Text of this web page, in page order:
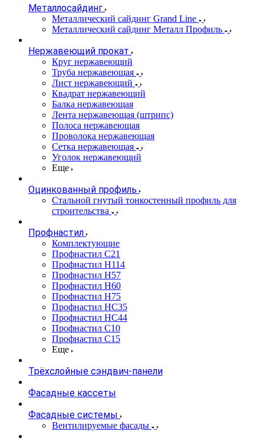
Металлосайдинг
Металлический сайдинг Grand Line
Металлический сайдинг Металл Профиль
Нержавеющий прокат
Круг нержавеющий
Труба нержавеющая
Лист нержавеющий
Квадрат нержавеющий
Балка нержавеющая
Лента нержавеющая (штрипс)
Полоса нержавеющая
Проволока нержавеющая
Сетка нержавеющая
Уголок нержавеющий
Еще
Оцинкованный профиль
Стальной гнутый тонкостенный профиль для
строительства
Профнастил
Комплектующие
Профнастил C21
Профнастил Н114
Профнастил Н57
Профнастил Н60
Профнастил Н75
Профнастил НС35
Профнастил НС44
Профнастил С10
Профнастил С15
Еще
Трёхслойные сэндвич-панели
Фасадные кассеты
Фасадные системы
Вентилируемые фасады